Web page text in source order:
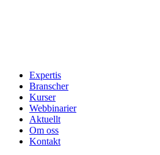
Expertis
Branscher
Kurser
Webbinarier
Aktuellt
Om oss
Kontakt